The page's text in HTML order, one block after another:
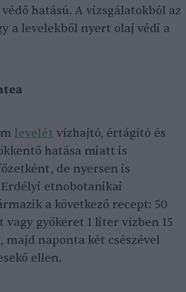
hatású. A vizsgálatokból az
a levelekből nyert olaj védi a
levelét vízhajtó, értágító és
hatása miatt is
de nyersen is
etnobotanikai
a következő recept: 50
vagy gyökeret 1 liter vízben 15
majd naponta két csészével
ellen.